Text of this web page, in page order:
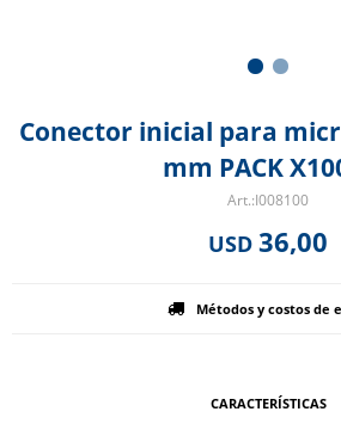
Conector inicial para
mm PACK
I008100
USD 36,00
Métodos y costos de
CARACTERÍSTICAS